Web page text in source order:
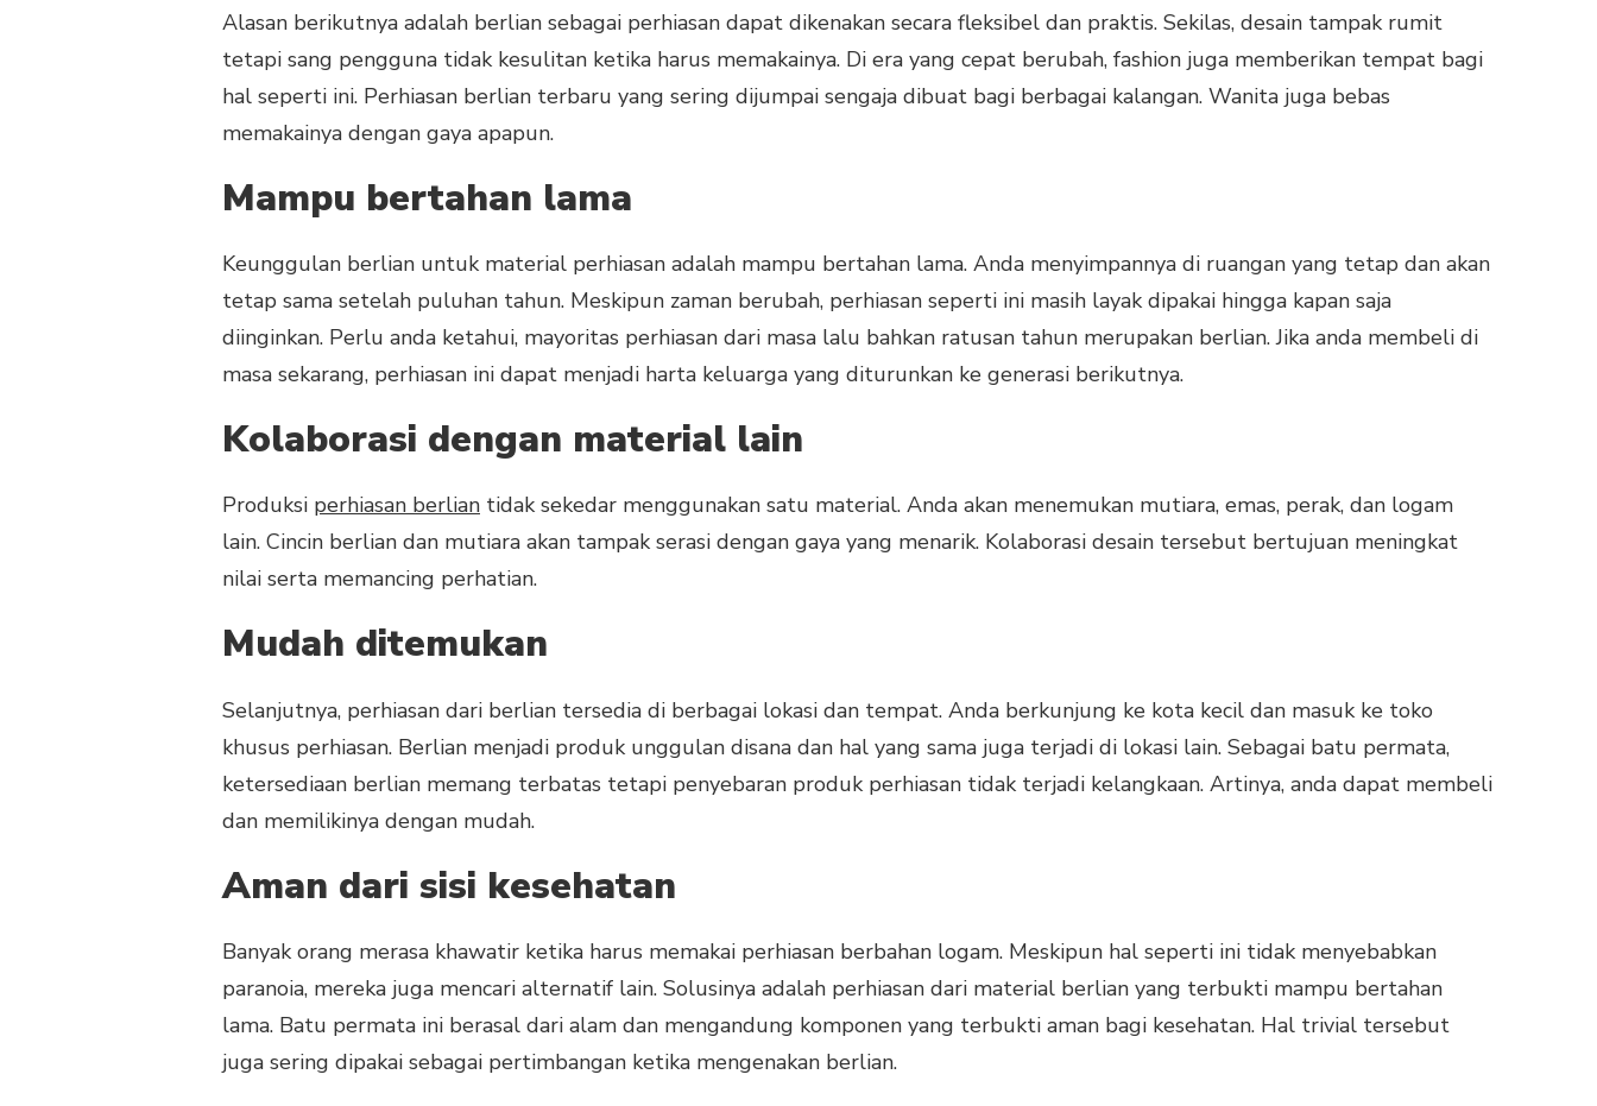
Alasan berikutnya adalah berlian sebagai perhiasan dapat dikenakan secara fleksibel dan praktis. Sekilas, desain tampak rumit
tetapi sang pengguna tidak kesulitan ketika harus memakainya. Di era yang cepat berubah, fashion juga memberikan tempat bagi
hal seperti ini. Perhiasan berlian terbaru yang sering dijumpai sengaja dibuat bagi berbagai kalangan. Wanita juga bebas
memakainya dengan gaya apapun.
Mampu bertahan lama
Keunggulan berlian untuk material perhiasan adalah mampu bertahan lama. Anda menyimpannya di ruangan yang tetap dan akan
tetap sama setelah puluhan tahun. Meskipun zaman berubah, perhiasan seperti ini masih layak dipakai hingga kapan saja
diinginkan. Perlu anda ketahui, mayoritas perhiasan dari masa lalu bahkan ratusan tahun merupakan berlian. Jika anda membeli di
masa sekarang, perhiasan ini dapat menjadi harta keluarga yang diturunkan ke generasi berikutnya.
Kolaborasi dengan material lain
Produksi perhiasan berlian tidak sekedar menggunakan satu material. Anda akan menemukan mutiara, emas, perak, dan logam
lain. Cincin berlian dan mutiara akan tampak serasi dengan gaya yang menarik. Kolaborasi desain tersebut bertujuan meningkat
nilai serta memancing perhatian.
Mudah ditemukan
Selanjutnya, perhiasan dari berlian tersedia di berbagai lokasi dan tempat. Anda berkunjung ke kota kecil dan masuk ke toko
khusus perhiasan. Berlian menjadi produk unggulan disana dan hal yang sama juga terjadi di lokasi lain. Sebagai batu permata,
ketersediaan berlian memang terbatas tetapi penyebaran produk perhiasan tidak terjadi kelangkaan. Artinya, anda dapat membeli
dan memilikinya dengan mudah.
Aman dari sisi kesehatan
Banyak orang merasa khawatir ketika harus memakai perhiasan berbahan logam. Meskipun hal seperti ini tidak menyebabkan
paranoia, mereka juga mencari alternatif lain. Solusinya adalah perhiasan dari material berlian yang terbukti mampu bertahan
lama. Batu permata ini berasal dari alam dan mengandung komponen yang terbukti aman bagi kesehatan. Hal trivial tersebut
juga sering dipakai sebagai pertimbangan ketika mengenakan berlian.